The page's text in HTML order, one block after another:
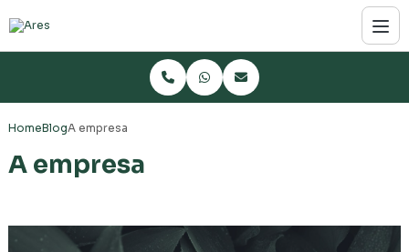
HomeBlogA empresa
A empresa